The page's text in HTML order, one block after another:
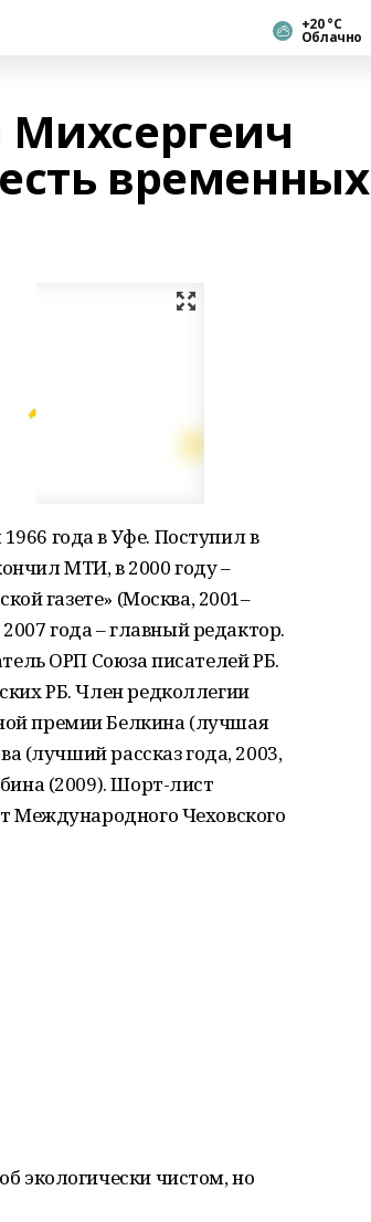
+20 °С
Облачно
временных
года в Уфе. Поступил в
МТИ, в 2000 году –
газете» (Москва, 2001–
года – главный редактор.
ОРП Союза писателей РБ.
РБ. Член редколлегии
премии Белкина (лучшая
(лучший рассказ года, 2003,
(2009). Шорт-лист
Международного Чеховского
экологически чистом, но